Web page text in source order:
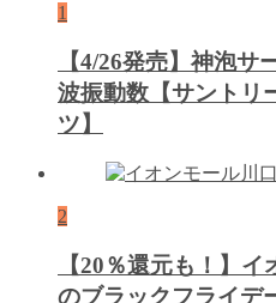
1
【4/26発売】神泡サ
波振動数【サントリ
ツ】
2
【20％還元も！】イ
のブラックフライデ